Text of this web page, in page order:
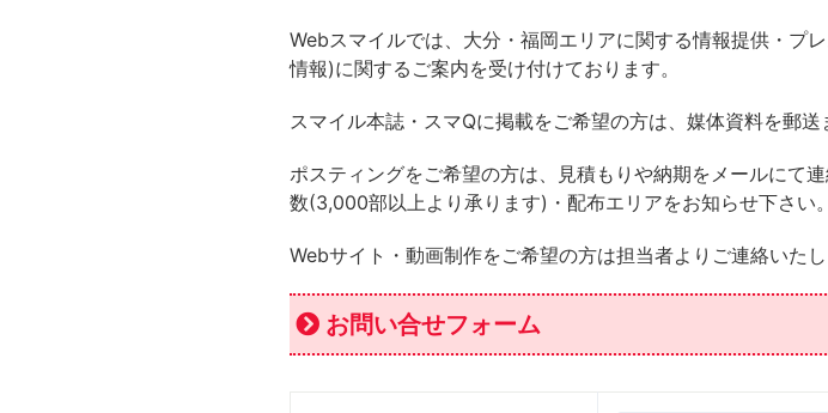
Webスマイルでは、大分・福岡エリアに関する情報提供・プ
情報)に関するご案内を受け付けております。
スマイル本誌・スマQに掲載をご希望の方は、媒体資料を郵送
ポスティングをご希望の方は、見積もりや納期をメールにて
数(3,000部以上より承ります)・配布エリアをお知らせ下さい。
Webサイト・動画制作をご希望の方は担当者よりご連絡いたし
お問い合せフォーム